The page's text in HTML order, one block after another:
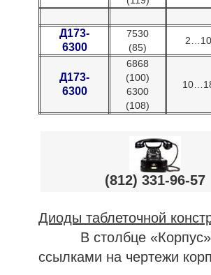
Д173-
6300
7530
(85)
2…10
Д173-
6300
6868
(100)
6300
(108)
(812) 331-96-57
Диоды таблеточной
В столбце «Корпус»
ссылками на чертежи